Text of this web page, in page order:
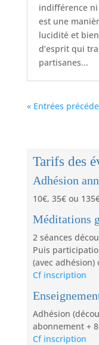
indifférence
est une
lucidité et
d’esprit qui
partisanes...
« Entrées
Tarifs des
Adhésion
10€, 35€ ou
Méditations
2 séances
Puis
(avec
Cf inscription
Adhésion
abonnement +
Cf inscription